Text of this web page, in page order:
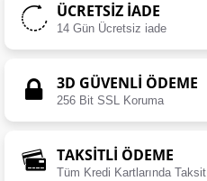
ÜCRETSIZ İADE
14 Gün Ücretsiz iade
3D GÜVENLİ ÖDEME
256 Bit SSL Koruma
TAKSİTLİ ÖDEME
Tüm Kredi Kartlarında Taksit